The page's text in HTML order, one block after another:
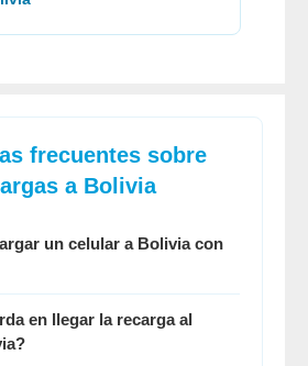
frecuentes sobre
a Bolivia
un celular a Bolivia con
en llegar la recarga al